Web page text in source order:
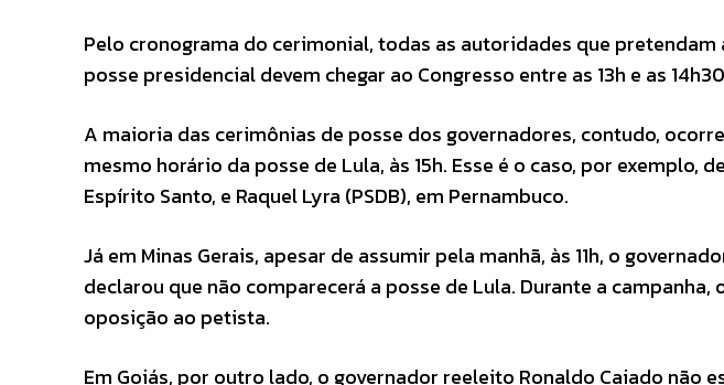
Pelo cronograma do cerimonial, todas as autoridades que
posse presidencial devem chegar ao Congresso entre as 13h e as
A maioria das cerimônias de posse dos governadores, contudo,
mesmo horário da posse de Lula, às 15h. Esse é o caso, por exemplo,
Espírito Santo, e Raquel Lyra (PSDB), em Pernambuco.
Já em Minas Gerais, apesar de assumir pela manhã, às 11h, o
declarou que não comparecerá a posse de Lula. Durante a
oposição ao petista.
Em Goiás, por outro lado, o governador reeleito Ronaldo Caiado não